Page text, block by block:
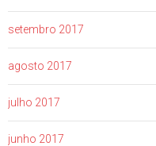
setembro 2017
agosto 2017
julho 2017
junho 2017